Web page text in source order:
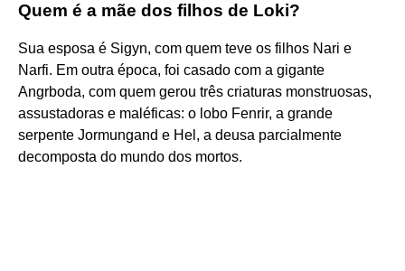
Quem é a mãe dos filhos de Loki?
Sua esposa é Sigyn, com quem teve os filhos Nari e
Narfi. Em outra época, foi casado com a gigante
Angrboda, com quem gerou três criaturas monstruosas,
assustadoras e maléficas: o lobo Fenrir, a grande
serpente Jormungand e Hel, a deusa parcialmente
decomposta do mundo dos mortos.